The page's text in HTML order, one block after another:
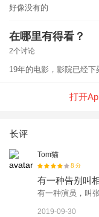
好像没有的
在哪里有得看？
2个讨论
19年的电影，影院已经
打开
长评
Tom猫
8 分
有一种告别叫
有一种演员，叫
2019-09-30